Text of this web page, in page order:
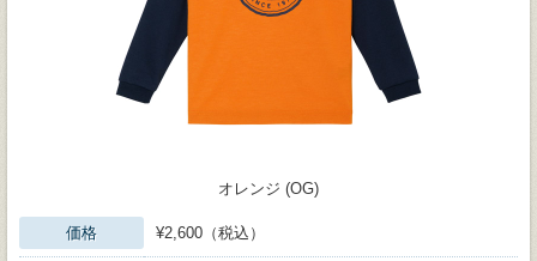
オレンジ (OG)
価格 ¥2,600（税込）